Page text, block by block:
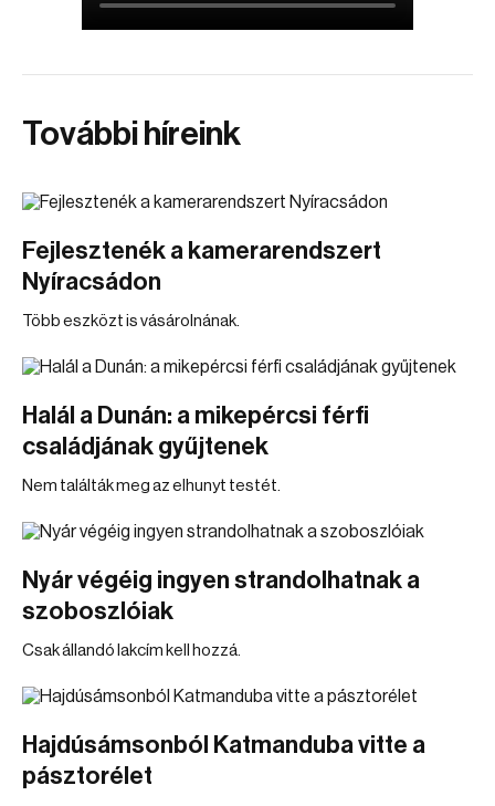
További híreink
Fejlesztenék a kamerarendszert
Nyíracsádon
Több eszközt is vásárolnának.
Halál a Dunán: a mikepércsi férfi
családjának gyűjtenek
Nem találták meg az elhunyt testét.
Nyár végéig ingyen strandolhatnak a
szoboszlóiak
Csak állandó lakcím kell hozzá.
Hajdúsámsonból Katmanduba vitte a
pásztorélet